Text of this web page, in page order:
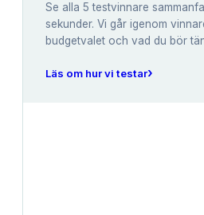
Se alla 5 testvinnare
sekunder. Vi går igenom
budgetvalet och vad du bör
Läs om hur vi testar›